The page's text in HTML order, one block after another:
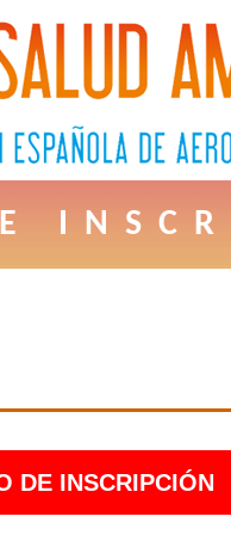
DE INSCRIPCIÓN